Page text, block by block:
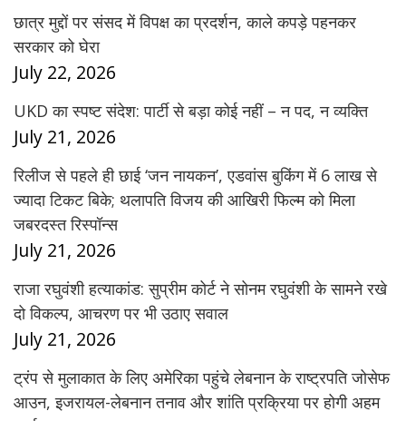
छात्र मुद्दों पर संसद में विपक्ष का प्रदर्शन, काले कपड़े पहनकर
सरकार को घेरा
July 22, 2026
UKD का स्पष्ट संदेश: पार्टी से बड़ा कोई नहीं – न पद, न व्यक्ति
July 21, 2026
रिलीज से पहले ही छाई ‘जन नायकन’, एडवांस बुकिंग में 6 लाख से
ज्यादा टिकट बिके; थलापति विजय की आखिरी फिल्म को मिला
जबरदस्त रिस्पॉन्स
July 21, 2026
राजा रघुवंशी हत्याकांड: सुप्रीम कोर्ट ने सोनम रघुवंशी के सामने रखे
दो विकल्प, आचरण पर भी उठाए सवाल
July 21, 2026
ट्रंप से मुलाकात के लिए अमेरिका पहुंचे लेबनान के राष्ट्रपति जोसेफ
आउन, इजरायल-लेबनान तनाव और शांति प्रक्रिया पर होगी अहम